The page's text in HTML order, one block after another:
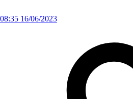
08:35 16/06/2023